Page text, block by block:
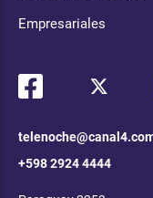
Empresariales
+598 2924 4444